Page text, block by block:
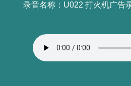
录音名称：U022 打火机广告